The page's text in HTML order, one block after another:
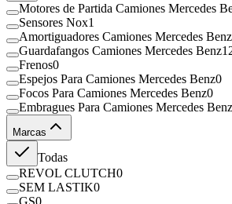
Motores de Partida Camiones Mercedes
Sensores Nox1
Amortiguadores Camiones Mercedes Benz
Guardafangos Camiones Mercedes Benz
Frenos0
Espejos Para Camiones Mercedes Benz0
Focos Para Camiones Mercedes Benz0
Embragues Para Camiones Mercedes Benz
Marcas
Todas
REVOL CLUTCH0
SEM LASTIK0
GS0